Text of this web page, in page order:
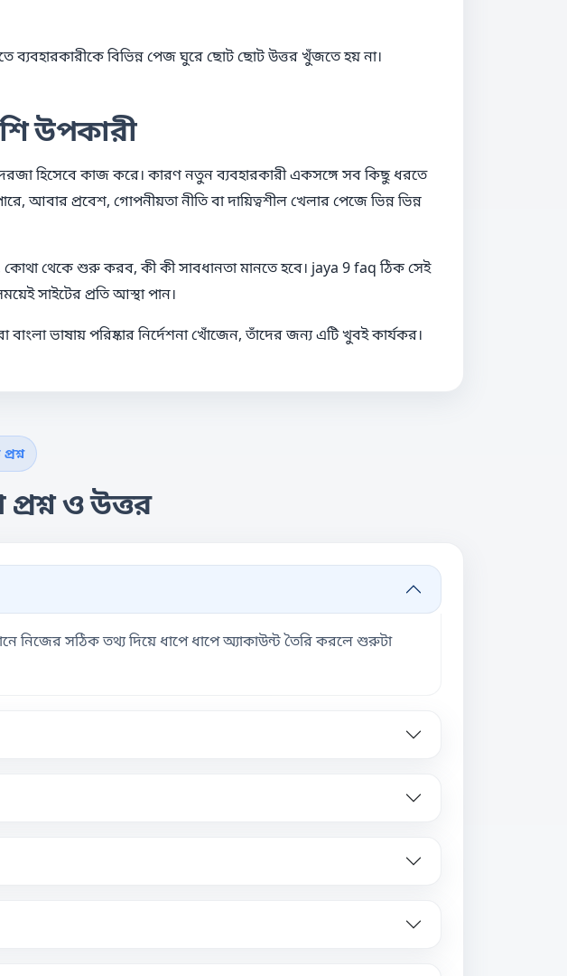
বিভিন্ন পেজ ঘুরে ছোট ছোট উত্তর খুঁজতে হয় না।
উপকারী
হিসেবে কাজ করে। কারণ নতুন ব্যবহারকারী একসঙ্গে সব কিছু ধরতে
আবার প্রবেশ, গোপনীয়তা নীতি বা দায়িত্বশীল খেলার পেজে ভিন্ন ভিন্ন
থেকে শুরু করব, কী কী সাবধানতা মানতে হবে। jaya 9 faq ঠিক সেই
সাইটের প্রতি আস্থা পান।
ভাষায় পরিষ্কার নির্দেশনা খোঁজেন, তাঁদের জন্য এটি খুবই কার্যকর।
ও উত্তর
নিজের সঠিক তথ্য দিয়ে ধাপে ধাপে অ্যাকাউন্ট তৈরি করলে শুরুটা